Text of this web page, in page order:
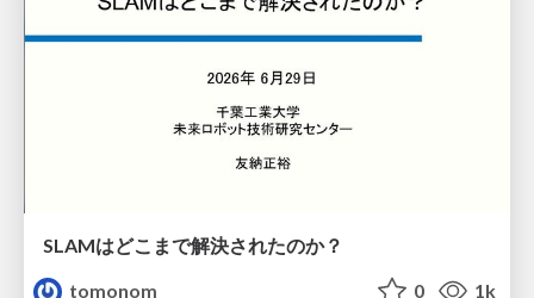
SLAMはどこまで解決されたのか？
tomonom
0 1k